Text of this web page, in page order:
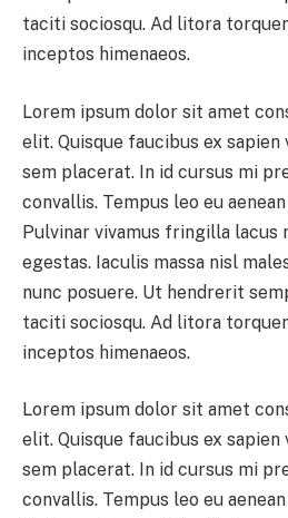
taciti sociosqu. Ad litora
inceptos himenaeos.
Lorem ipsum dolor sit amet
elit. Quisque faucibus ex
sem placerat. In id cursus mi
convallis. Tempus leo eu
Pulvinar vivamus fringilla lacus
egestas. Iaculis massa nisl
nunc posuere. Ut hendrerit
taciti sociosqu. Ad litora
inceptos himenaeos.
Lorem ipsum dolor sit amet
elit. Quisque faucibus ex
sem placerat. In id cursus mi
convallis. Tempus leo eu